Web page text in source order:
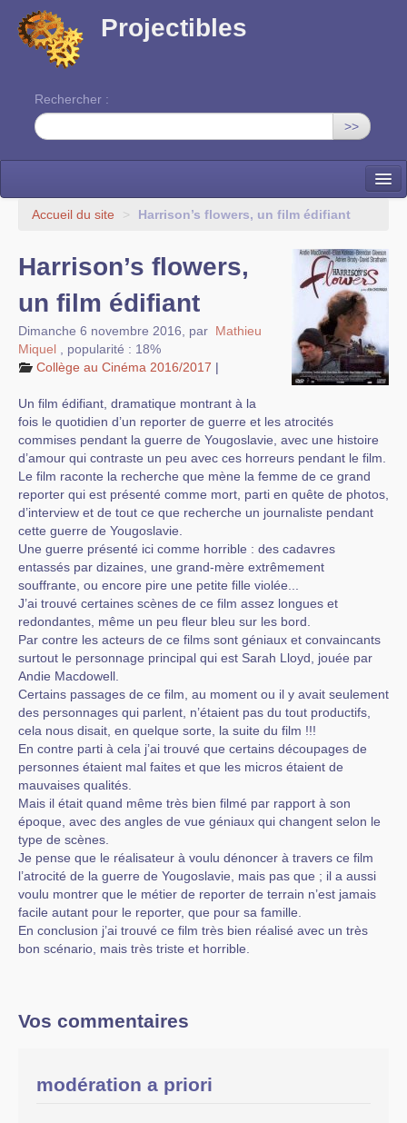
Projectibles
Rechercher :
>>
La ruche
Accueil du site > Harrison’s flowers, un film édifiant
Harrison’s flowers,
un film édifiant
Dimanche 6 novembre 2016 par Mathieu
Miquel
popularité : 18%
Collège au Cinéma 2016/2017 |
Un film édifiant, dramatique montrant à la
fois le quotidien d’un reporter de guerre et les atrocités
commises pendant la guerre de Yougoslavie, avec une histoire
d’amour qui contraste un peu avec ces horreurs pendant le film.
Le film raconte la recherche que mène la femme de ce grand
reporter qui est présenté comme mort, parti en quête de photos,
d’interview et de tout ce que recherche un journaliste pendant
cette guerre de Yougoslavie.
Une guerre présenté ici comme horrible : des cadavres
entassés par dizaines, une grand-mère extrêmement
souffrante, ou encore pire une petite fille violée...
J’ai trouvé certaines scènes de ce film assez longues et
redondantes, même un peu fleur bleu sur les bord.
Par contre les acteurs de ce films sont géniaux et convaincants
surtout le personnage principal qui est Sarah Lloyd, jouée par
Andie Macdowell.
Certains passages de ce film, au moment ou il y avait seulement
des personnages qui parlent, n’étaient pas du tout productifs,
cela nous disait, en quelque sorte, la suite du film !!!
En contre parti à cela j’ai trouvé que certains découpages de
personnes étaient mal faites et que les micros étaient de
mauvaises qualités.
Mais il était quand même très bien filmé par rapport à son
époque, avec des angles de vue géniaux qui changent selon le
type de scènes.
Je pense que le réalisateur à voulu dénoncer à travers ce film
l’atrocité de la guerre de Yougoslavie, mais pas que ; il a aussi
voulu montrer que le métier de reporter de terrain n’est jamais
facile autant pour le reporter, que pour sa famille.
En conclusion j’ai trouvé ce film très bien réalisé avec un très
bon scénario, mais très triste et horrible.
Vos commentaires
modération a priori